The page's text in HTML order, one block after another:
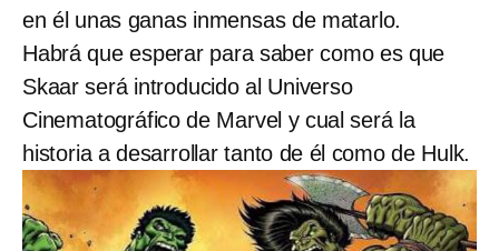
en él unas ganas inmensas de matarlo.
Habrá que esperar para saber como es que
Skaar será introducido al Universo
Cinematográfico de Marvel y cual será la
historia a desarrollar tanto de él como de Hulk.